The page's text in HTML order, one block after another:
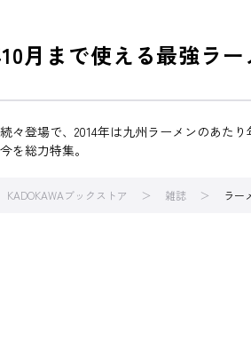
10月まで使える最強ラ
々登場で、2014年は九州ラーメンのあた
を総力特集。
KADOKAWAブックストア 雑誌 ラー